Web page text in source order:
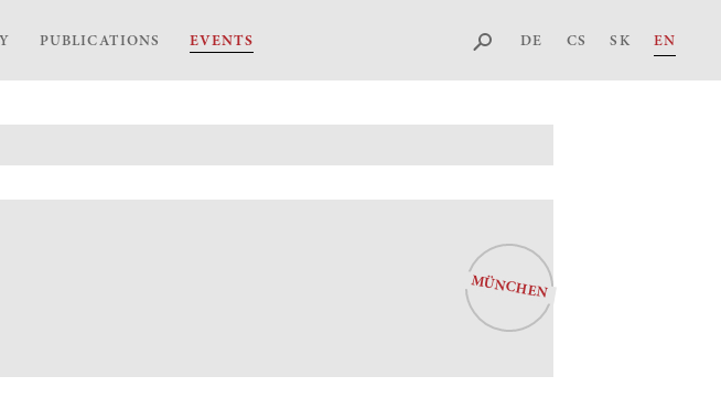
PUBLICATIONS EVENTS DE CS SK EN
MÜNCHEN